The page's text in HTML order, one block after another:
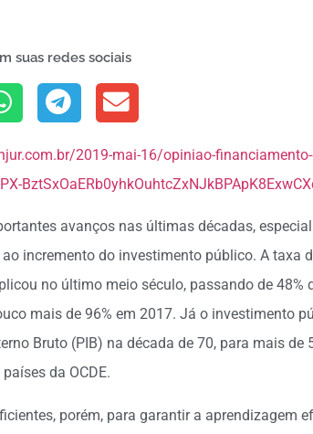
suas redes sociais
2019-mai-16/opiniao-
avanços nas últimas décadas,
incremento do investimento público. A taxa
no último meio século, passando de 48%
mais de 96% em 2017. Já o investimento
Bruto (PIB) na década de 70, para mais de
da OCDE.
porém, para garantir a aprendizagem